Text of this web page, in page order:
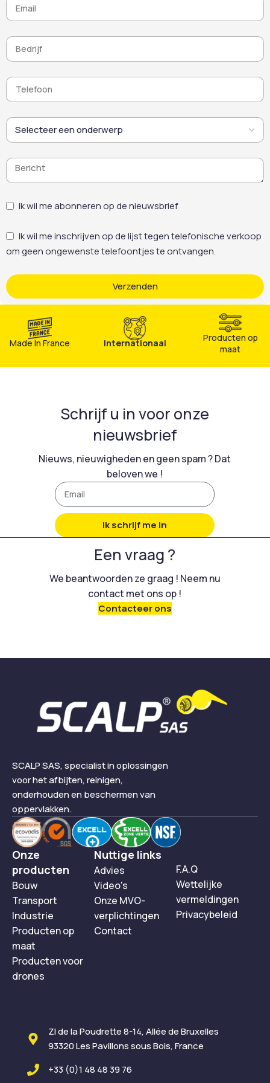
Ik wil me abonneren op de nieuwsbrief
Ik wil me inschrijven op de lijst tegen telefonische verkoop
om geen ongewenste telefoontjes te ontvangen.
Verzenden
Made In France Internationaal
Producten op
maat
Schrijf u in voor onze
nieuwsbrief
Nieuws, nieuwigheden en geen spam ? Dat
beloven we !
Ik schrijf me in
Een vraag ?
We beantwoorden ze graag ! Neem nu
contact met ons op !
Contacteer ons
SCALP SAS, specialist in oplossingen
voor het afbijten, reinigen,
onderhouden en beschermen van
oppervlakken.
Onze
producten
Bouw
Transport
Industrie
Producten op
maat
Producten voor
drones
Nuttige links
Advies
Video's
Onze MVO-
verplichtingen
Contact
F.A.Q
Wettelijke
vermeldingen
Privacybeleid
ZI de la Poudrette 8-14, Allée de Bruxelles
93320 Les Pavillons sous Bois, France
+33 (0)1 48 48 39 76